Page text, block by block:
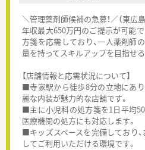
＼管理薬剤師候補の急募！／（東広
年収最大650万円のご提示が可能
方箋を応需しており、一人薬剤師
量を持ってスキルアップを目指せる
【店舗情報と応需状況について】
■寺家駅から徒歩8分の立地にあ
麗な内装が魅力的な店舗です。
■主に小児科の処方箋を1日平均
医療機関の処方にも対応します。
■キッズスペースを完備しており
してご利用いただける環境です。